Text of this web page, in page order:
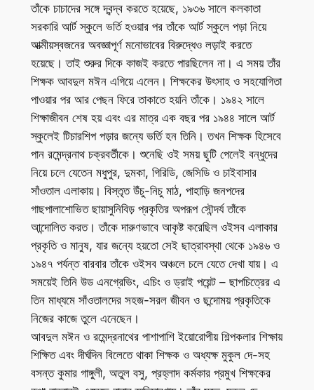
তাঁকে চাচাদের সঙ্গে দ্বন্দ্ব করতে হয়েছে, ১৯৩৬ সালে কলকাতা
সরকারি আর্ট স্কুলে ভর্তি হওয়ার পর তাঁকে আর্ট স্কুলে পড়া নিয়ে
আত্মীয়স্বজনের অবজ্ঞাপূর্ণ মনোভাবের বিরুদ্ধেও লড়াই করতে
হয়েছে। তাই শুরুর দিকে কাজই করতে পারছিলেন না। এ সময় তাঁর
শিক্ষক আবদুল মঈন এগিয়ে এলেন। শিক্ষকের উৎসাহ ও সহযোগিতা
পাওয়ার পর আর পেছন ফিরে তাকাতে হয়নি তাঁকে। ১৯৪২ সালে
শিক্ষাজীবন শেষ হয় এবং এর মাত্র এক বছর পর ১৯৪৪ সালে আর্ট
স্কুলেই টিচারশিপ পড়ার জন্যে ভর্তি হন তিনি। তখন শিক্ষক হিসেবে
পান রমেন্দ্রনাথ চক্রবর্তীকে। শুনেছি ওই সময় ছুটি পেলেই বন্ধুদের
নিয়ে চলে যেতেন মধুপুর, দুমকা, গিরিডি, জেসিডি ও চাইবাসার
সাঁওতাল এলাকায়। বিস্তৃত উঁচু-নিচু মাঠ, পাহাড়ি জনপদের
গাছপালাশোভিত ছায়াসুনিবিড় প্রকৃতির অপরূপ সৌন্দর্য তাঁকে
আন্দোলিত করত। তাঁকে দারুণভাবে আকৃষ্ট করেছিল ওইসব এলাকার
প্রকৃতি ও মানুষ, যার জন্যে হয়তো সেই ছাত্রাবস্থা থেকে ১৯৪৬ ও
১৯৪৭ পর্যন্ত বারবার তাঁকে ওইসব অঞ্চলে চলে যেতে দেখা যায়। এ
সময়েই তিনি উড এনগ্রেভিং, এচিং ও ড্রাই পয়েন্ট – ছাপচিত্রের এ
তিন মাধ্যমে সাঁওতালদের সহজ-সরল জীবন ও ছন্দোময় প্রকৃতিকে
নিজের কাজে তুলে এনেছেন।
আবদুল মঈন ও রমেন্দ্রনাথের পাশাপাশি ইয়োরোপীয় শিল্পকলার শিক্ষায়
শিক্ষিত এবং দীর্ঘদিন বিলেতে থাকা শিক্ষক ও অধ্যক্ষ মুকুল দে-সহ
বসন্ত কুমার গাঙ্গুলী, অতুল বসু, প্রহ্লাদ কর্মকার প্রমুখ শিক্ষকের